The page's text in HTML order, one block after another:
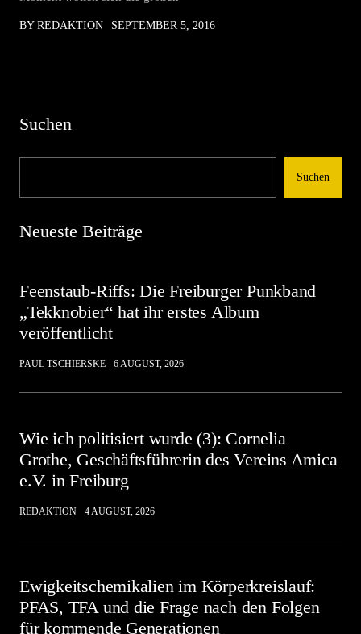
BY REDAKTION SEPTEMBER 5, 2016
Suchen
Suchen
Neueste Beiträge
Feenstaub-Riffs: Die Freiburger Punkband
„Tekknobier“ hat ihr erstes Album
veröffentlicht
PAUL TSCHIERSKE 6 AUGUST, 2026
Wie ich politisiert wurde (3): Cornelia
Grothe, Geschäftsführerin des Vereins Amica
e.V. in Freiburg
REDAKTION 4 AUGUST, 2026
Ewigkeitschemikalien im Körperkreislauf:
PFAS, TFA und die Frage nach den Folgen
für kommende Generationen